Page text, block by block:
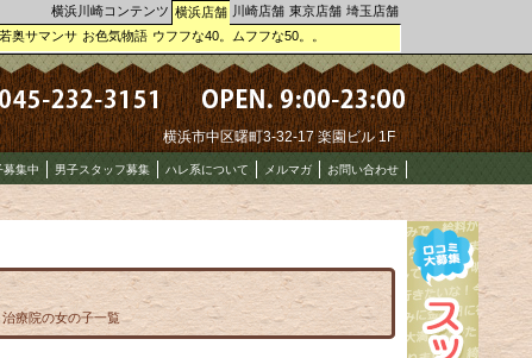
横浜市中区曙町3-32-17 楽園ビル 1F
募集中 男子スタッフ募集 ハレ系について メルマガ お問い合わせ
療院の女の子一覧
横浜川崎コンテンツ 横浜店舗 川崎店舗 東京店舗 埼玉店舗
若奥サマンサ お色気物語 ウフフな40。ムフフな50。。